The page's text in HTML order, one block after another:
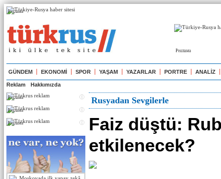
Реклама
Реклама
GÜNDEM EKONOMİ SPOR YAŞAM YAZARLAR PORTRE ANALİZ
Reklam Hakkımızda
Реклама
Реклама
Реклама
Rusyadan Sevgilerle
Faiz düştü:
etkilenecek?